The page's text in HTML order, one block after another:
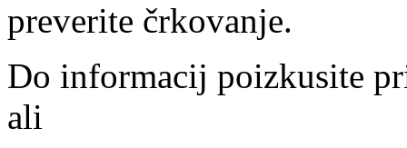
preverite črkovanje.
Do informacij poizkusite
ali